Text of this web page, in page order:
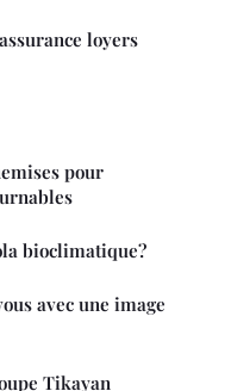
loyers
pour
bioclimatique?
avec une image
Tikayan